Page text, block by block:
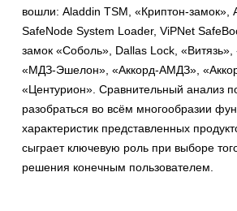
вошли: Aladdin TSM, «Криптон-замок»,
SafeNode System Loader, ViPNet
замок «Соболь», Dallas Lock,
«МДЗ-Эшелон», «Аккорд-АМДЗ»,
«Центурион». Сравнительный анализ
разобраться во всём многообразии
характеристик представленных
сыграет ключевую роль при выборе
решения конечным пользователем.